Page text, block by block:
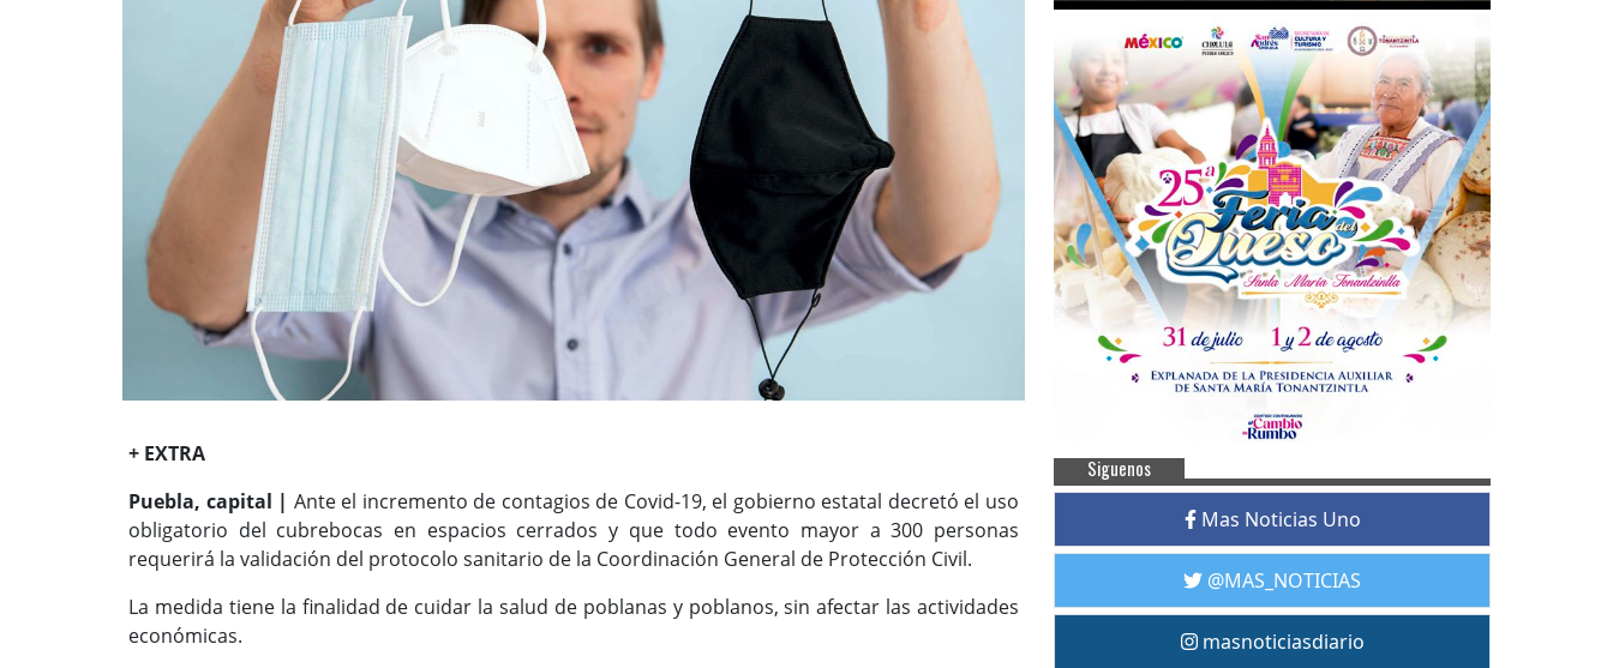
+ EXTRA
Puebla, capital | Ante el incremento de contagios de Covid-19, el gobierno estatal decretó el uso
obligatorio del cubrebocas en espacios cerrados y que todo evento mayor a 300 personas
requerirá la validación del protocolo sanitario de la Coordinación General de Protección Civil.
La medida tiene la finalidad de cuidar la salud de poblanas y poblanos, sin afectar las actividades
económicas.
Siguenos
Mas Noticias Uno
@MAS_NOTICIAS
masnoticiasdiario